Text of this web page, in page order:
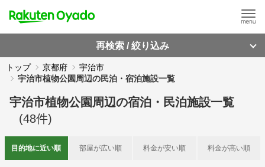
再検索 / 絞り込み
トップ 京都府
宇治市
宇治市植物公園周辺の民泊・宿泊施設一覧
宇治市植物公園周辺の宿泊・民泊施設一覧
(48件)
目的地に近い順 部屋が広い順 料金が安い順 料金が高い順